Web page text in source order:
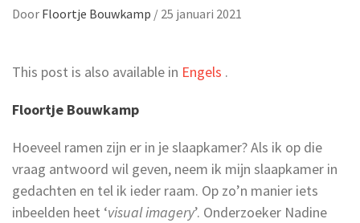
Door Floortje Bouwkamp / 25 januari 2021
This post is also available in Engels .
Floortje Bouwkamp
Hoeveel ramen zijn er in je slaapkamer? Als ik op die
vraag antwoord wil geven, neem ik mijn slaapkamer in
gedachten en tel ik ieder raam. Op zo’n manier iets
inbeelden heet ‘visual imagery’. Onderzoeker Nadine